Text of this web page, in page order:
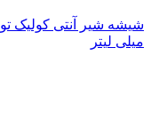
میلی لیتر